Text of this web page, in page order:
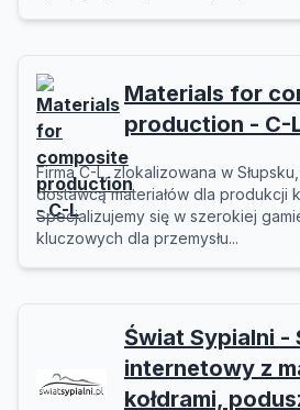
Materials for
production - C-
Firma C-L, zlokalizowana w
dostawcą materiałów dla produkcji
Specjalizujemy się w szerokiej
kluczowych dla przemysłu...
Świat Sypialni -
internetowy z
kołdrami,